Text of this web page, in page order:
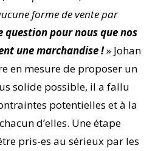
forme de vente par
question pour nous que nos
une marchandise !» Johan
en mesure de proposer un
solide possible, il a fallu
potentielles et à la
d’elles. Une étape
pris-es au sérieux par les